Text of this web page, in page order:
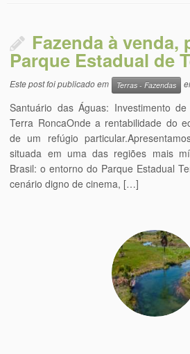
Fazenda à venda,
Parque Estadual de
Este post foi publicado em Terras - Fazendas
Santuário das Águas: Investimento
Terra RoncaOnde a rentabilidade do
de um refúgio
situada em uma das regiões mais
Brasil: o entorno do Parque Estadual
cenário digno de cinema, […]